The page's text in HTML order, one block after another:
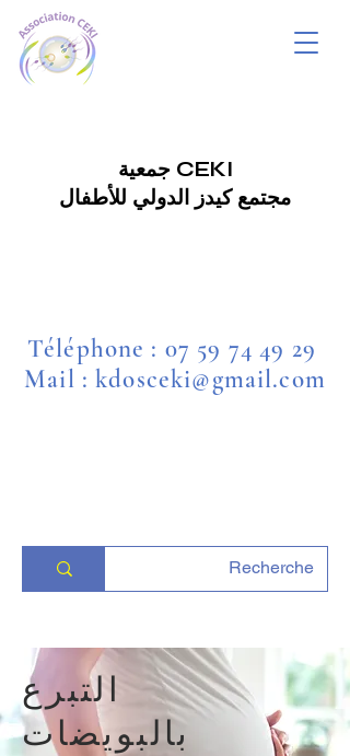
جمعية CEKI
مجتمع كيدز الدولي للأطفال
Téléphone : 07 59 74 49 29
Mail : kdosceki@gmail.com
التبرع
بالبويضات